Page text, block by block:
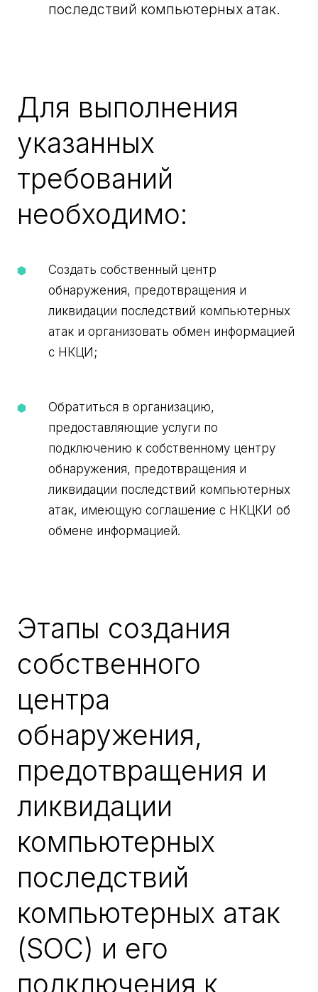
последствий компьютерных атак.
Для выполнения
указанных
требований
необходимо:
Создать собственный центр
обнаружения, предотвращения и
ликвидации последствий компьютерных
атак и организовать обмен информацией
с НКЦИ;
Обратиться в организацию,
предоставляющие услуги по
подключению к собственному центру
обнаружения, предотвращения и
ликвидации последствий компьютерных
атак, имеющую соглашение с НКЦКИ об
обмене информацией.
Этапы создания
собственного
центра
обнаружения,
предотвращения и
ликвидации
компьютерных
последствий
компьютерных атак
(SOC) и его
подключения к